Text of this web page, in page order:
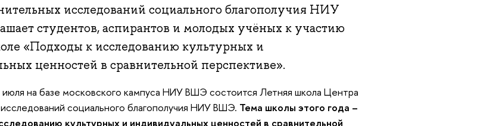
исследований социального благополучия НИУ
студентов, аспирантов и молодых учёных к участию
«Подходы к исследованию культурных и
ценностей в сравнительной перспективе».
на базе московского кампуса НИУ ВШЭ состоится Летняя школа Центра
социального благополучия НИУ ВШЭ. Тема школы этого года –
культурных и индивидуальных ценностей в сравнительной